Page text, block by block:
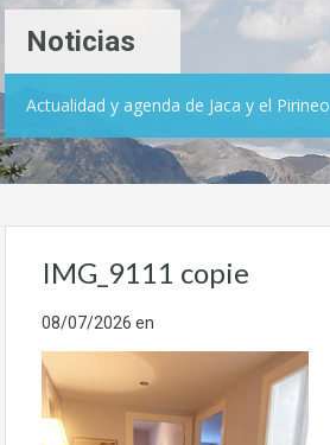
Noticias
Actualidad y agenda de Jaca y el Pirineo
IMG_9111 copie
08/07/2026 en